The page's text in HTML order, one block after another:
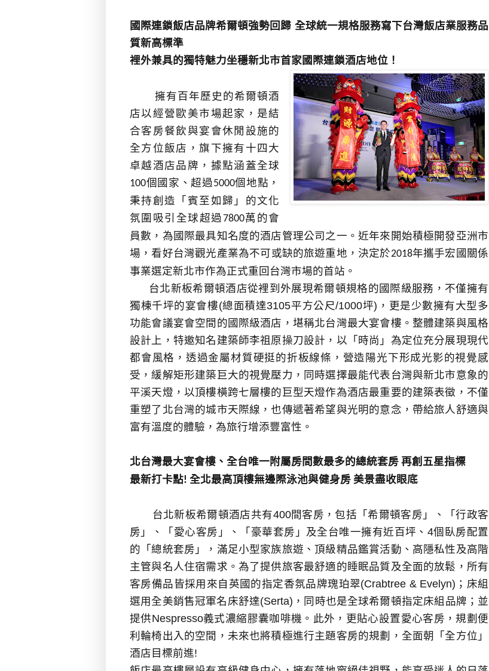
國際連鎖飯店品牌希爾頓強勢回歸 全球統一規格服務寫下台灣飯店業服務品
質新高標準
裡外兼具的獨特魅力坐穩新北市首家國際連鎖酒店地位！
擁有百年歷史的希爾頓酒
店以經營歐美市場起家，是結
合客房餐飲與宴會休閒設施的
全方位飯店，旗下擁有十四大
卓越酒店品牌，據點涵蓋全球
100個國家、超過 5000個地點，
秉持創造「賓至如歸」的文化
氛圍吸引全球超過 7800萬的會
員數， 為國際最具知名度的酒店管理公司之一。近年來開始積極開發亞洲市
場，看好台灣觀光產業為不可或缺的旅遊重地，決定於2018年攜手宏國關係
事業選定新北市作為正式重回台灣市場的首站。
台北新板希爾頓酒店從裡到外展現希爾頓規格的國際級服務，不僅擁有
獨棟千坪的宴會樓(總面積達3105平方公尺/1000坪) ，更是少數擁有大型多
功能會議宴會空間的國際級酒店，堪稱北台灣最大宴會樓。整體建築與風格
設計上， 特邀知名建築師李祖原操刀設計，以「時尚」為定位充分展現現代
都會風格，透過金屬材質硬挺的折板線條，營造陽光下形成光影的視覺感
受，緩解矩形建築巨大的視覺壓力，同時選擇最能代表台灣與新北市意象的
平溪天燈，以頂樓橫跨七層樓的巨型天燈作為酒店最重要的建築表徵，不僅
重塑了北台灣的城市天際線，也傳遞著希望與光明的意念，帶給旅人舒適與
富有溫度的體驗，為旅行增添豐富性。
北台灣最大宴會樓、全台唯一附屬房間數最多的總統套房 再創五星指標
最新打卡點! 全北最高頂樓無邊際泳池與健身房 美景盡收眼底
台北新板希爾頓酒店共有400間客房，包括「希爾頓客房」、「行政客
房」、「愛心客房」、「豪華套房」及全台唯一擁有近百坪、 4個臥房配置
的「總統套房」，滿足小型家族旅遊、頂級精品鑑賞活動、高隱私性及高階
主管與名人住宿需求。 為了提供旅客最舒適的睡眠品質及全面的放鬆，所有
客房備品皆採用來自英國的指定香氛品牌瑰珀翠(Crabtree & Evelyn) ；床組
選用全美銷售冠軍名床舒達(Serta) ，同時也是全球希爾頓指定床組品牌；並
提供Nespresso義式濃縮膠囊咖啡機。此外，更貼心設置愛心客房，規劃便
利輪椅出入的空間，未來也將積極進行主題客房的規劃，全面朝「全方位」
酒店目標前進!